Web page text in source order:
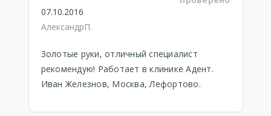
07.10.2016
АлександрП.
Золотые руки, отличный специалист
рекомендую! Работает в клинике Адент.
Иван Железнов, Москва, Лефортово.